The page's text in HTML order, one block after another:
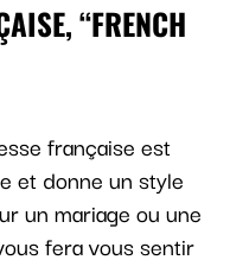
“FRENCH
française est
et donne un style
un mariage ou une
fera vous sentir